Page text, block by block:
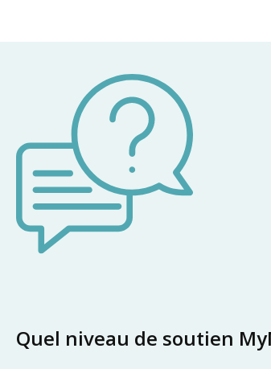
Quel niveau de soutien